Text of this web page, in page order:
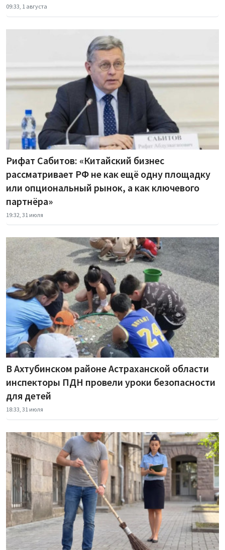
09:33, 1 августа
Рифат Сабитов: «Китайский бизнес
рассматривает РФ не как ещё одну площадку
или опциональный рынок, а как ключевого
партнёра»
19:32, 31 июля
В Ахтубинском районе Астраханской области
инспекторы ПДН провели уроки безопасности
для детей
18:33, 31 июля